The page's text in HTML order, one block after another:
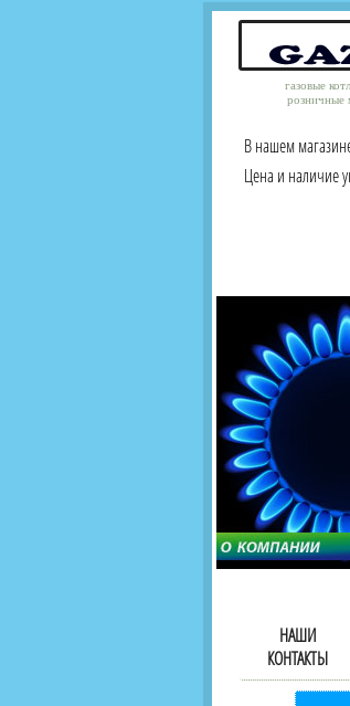
газовые
розничные
В нашем
Цена и наличие
НАШИ
КОНТАКТЫ